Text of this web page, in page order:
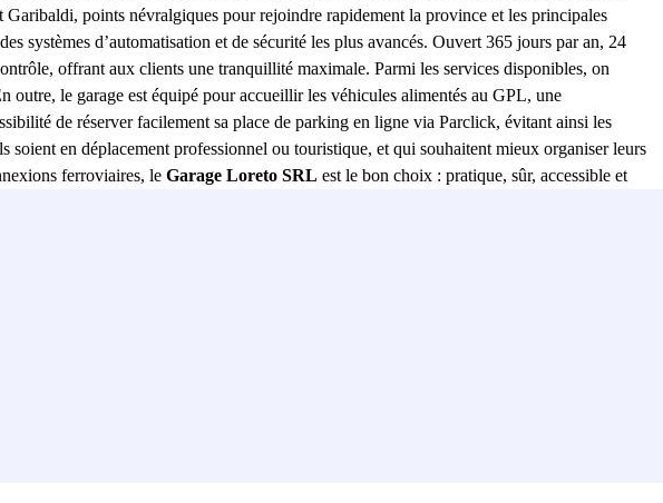
points névralgiques pour rejoindre rapidement la province et les principales
systèmes d’automatisation et de sécurité les plus avancés. Ouvert 365 jours par an, 24
offrant aux clients une tranquillité maximale. Parmi les services disponibles, on
le garage est équipé pour accueillir les véhicules alimentés au GPL, une
de réserver facilement sa place de parking en ligne via Parclick, évitant ainsi les
en déplacement professionnel ou touristique, et qui souhaitent mieux organiser leurs
ferroviaires, le Garage Loreto SRL est le bon choix : pratique, sûr, accessible et